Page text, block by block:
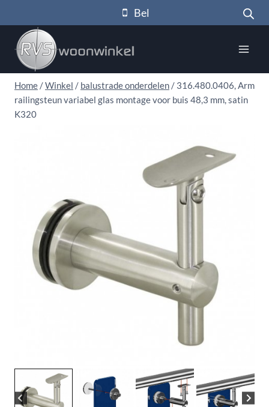
naar
inhoud
Bel
Home /Winkel / balustrade onderdelen / 316.480.0406, Arm
railingsteun variabel glas montage voor buis 48,3 mm, satin
K320